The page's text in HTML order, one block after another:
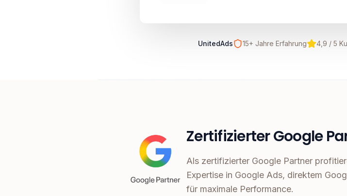
UnitedAds 15+ Jahre Erfahrung 4,9 / 5
Zertifizierter Google
Als zertifizierter Google Partner
Expertise in Google Ads, direktem
für maximale Performance.